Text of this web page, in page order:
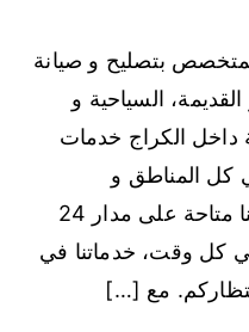
بتصليح و صيانة
السياحية و
داخل الكراج خدمات
كل المناطق و
المحافظات في الكويت، أعمالنا متاحة على مدار 24
كل وقت، خدماتنا في
مع […]